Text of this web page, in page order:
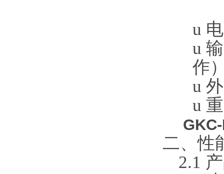
u
u
作
u
u
二、性
2.1